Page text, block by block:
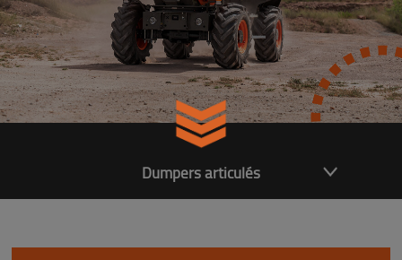
Dumpers articulés